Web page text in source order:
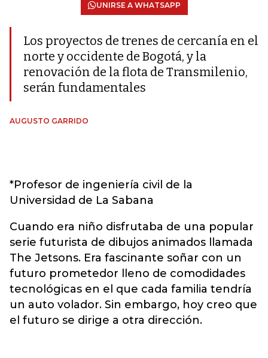
UNIRSE A WHATSAPP
Los proyectos de trenes de cercanía en el
norte y occidente de Bogotá, y la
renovación de la flota de Transmilenio,
serán fundamentales
AUGUSTO GARRIDO
*Profesor de ingeniería civil de la
Universidad de La Sabana
Cuando era niño disfrutaba de una popular
serie futurista de dibujos animados llamada
The Jetsons. Era fascinante soñar con un
futuro prometedor lleno de comodidades
tecnológicas en el que cada familia tendría
un auto volador. Sin embargo, hoy creo que
el futuro se dirige a otra dirección.